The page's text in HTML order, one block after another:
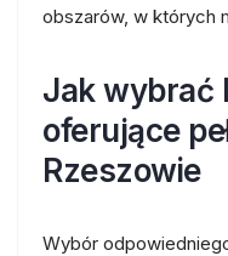
obszarów, w których
Jak wybrać
oferujące
Rzeszowie
Wybór